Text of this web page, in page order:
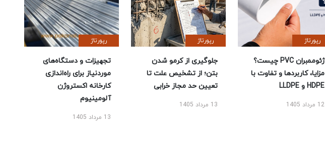
رپورتاژ
ژئوممبران PVC چیست؟
مزایا، کاربردها و تفاوت با
HDPE و LLDPE
12 مرداد 1405
رپورتاژ
جلوگیری از کرمو شدن
بتن؛ از تشخیص علت تا
تعیین حد مجاز خرابی
13 مرداد 1405
رپورتاژ
تجهیزات و دستگاه‌های
موردنیاز برای راه‌اندازی
کارخانه اکستروژن
آلومینیوم
13 مرداد 1405